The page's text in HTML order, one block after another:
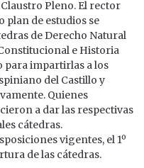
Pleno. El rector
plan de estudios se
de Derecho Natural
e Historia
para impartirlas a los
del Castillo y
Quienes
a dar las respectivas
cátedras.
vigentes, el 1º
de las cátedras.